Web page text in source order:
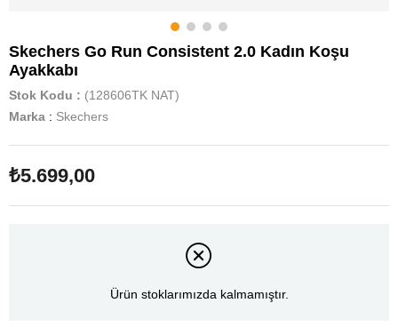
Skechers Go Run Consistent 2.0 Kadın Koşu
Ayakkabı
Stok Kodu
(128606TK NAT)
Marka : Skechers
₺5.699,00
Ürün stoklarımızda kalmamıştır.